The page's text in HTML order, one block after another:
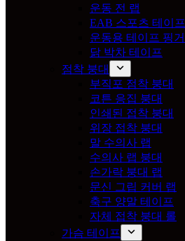
운동 전 랩
EAB 스포츠 테이프
운동용 테이프 핑거
닭 박차 테이프
점착 붕대
부직포 점착 붕대
코튼 응집 붕대
인쇄된 접착 붕대
위장 접착 붕대
말 수의사 랩
수의사 랩 붕대
손가락 붕대 랩
문신 그립 커버 랩
축구 양말 테이프
자체 접착 붕대 롤
가슴 테이프